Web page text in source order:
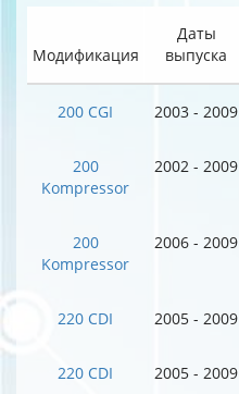
Модификация
Даты
выпуска
200 CGI 2003 - 2009
200
Kompressor
2002 - 2009
200
Kompressor
2006 - 2009
220 CDI 2005 - 2009
220 CDI 2005 - 2009